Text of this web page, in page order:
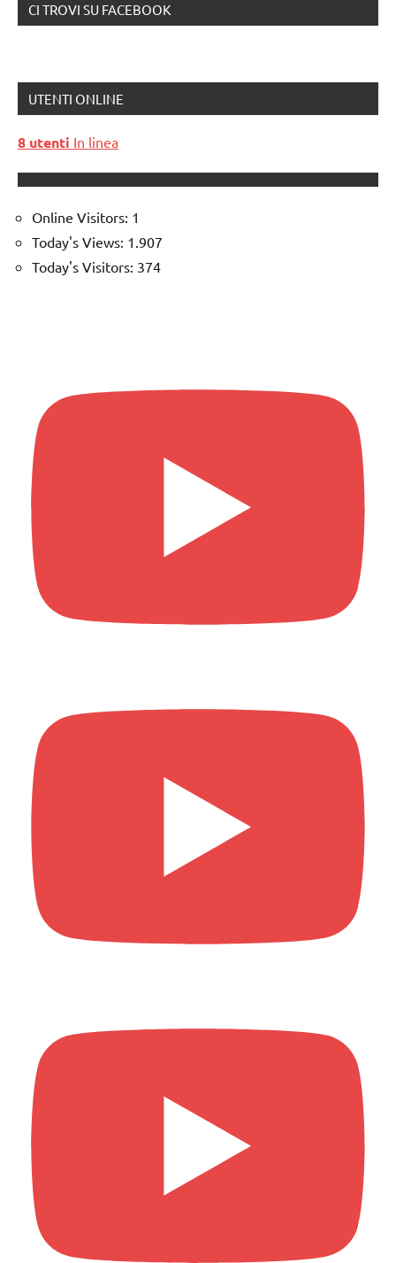
CI TROVI SU FACEBOOK
UTENTI ONLINE
8 utenti In linea
Online Visitors: 1
Today's Views: 1.907
Today's Visitors: 374